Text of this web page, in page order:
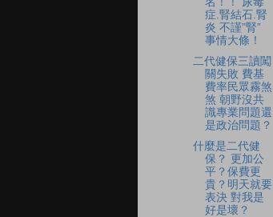
症.腎結石.腎
炎 不謹”腎”
事情大條！
二代健保三讀闖
關失敗 費基
費率民眾霧煞
煞 朝野沒共
識專業問題還
是政治問題？
什麼是二代健
保？ 更加公
平？保費更
貴？明天就要
表決 對我是
好是壞？